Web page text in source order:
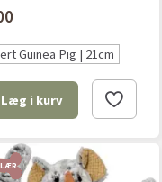
Guinea Pig | 21cm
Læg i kurv